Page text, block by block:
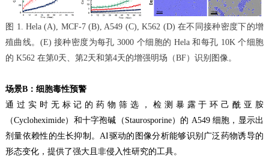
图 1. Hela (A), MCF-7 (B), A549 (C), K562 (D) 在不同接种密度下的增
殖曲线。(E) 接种密度为每孔 3000 个细胞的 Hela 和每孔 10K 个细胞
的 K562 在第0天、第2天和第4天的增强明场（BF）识别图像。
场景B：细胞毒性预警
通过实时无标记的药物筛选，检测暴露于环己酰亚胺
（Cycloheximide）和十字孢碱（Staurosporine）的 A549 细胞，显示出
剂量依赖性的生长抑制。AI驱动的图像分析能够识别广泛药物诱导的
形态变化，提供了强大且非侵入性研究的工具。